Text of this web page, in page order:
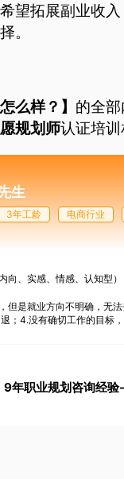
望拓展副业收
。
么样？ 】 的全
规划师认证培
生
3年工龄 电商行业
向、实感、情感、认知型）
但是就业方向不明确，无
；4.没有确切工作的目标
年职业规划咨询经